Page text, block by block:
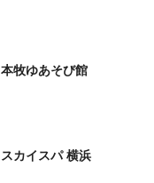
本牧ゆあそび館
スカイスパ 横浜